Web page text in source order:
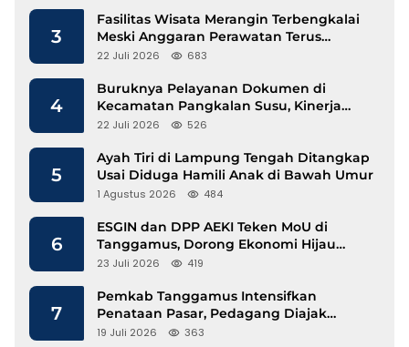
3
Fasilitas Wisata Merangin Terbengkalai
Meski Anggaran Perawatan Terus
Mengalir
22 Juli 2026 683
4
Buruknya Pelayanan Dokumen di
Kecamatan Pangkalan Susu, Kinerja
Disdukcapil Langkat Disorot
22 Juli 2026 526
5
Ayah Tiri di Lampung Tengah Ditangkap
Usai Diduga Hamili Anak di Bawah Umur
1 Agustus 2026 484
6
ESGIN dan DPP AEKI Teken MoU di
Tanggamus, Dorong Ekonomi Hijau
Berbasis Kopi dan Perdagangan Karbon
23 Juli 2026 419
7
Pemkab Tanggamus Intensifkan
Penataan Pasar, Pedagang Diajak
Tempati Pasar Modern Talang Padang
19 Juli 2026 363